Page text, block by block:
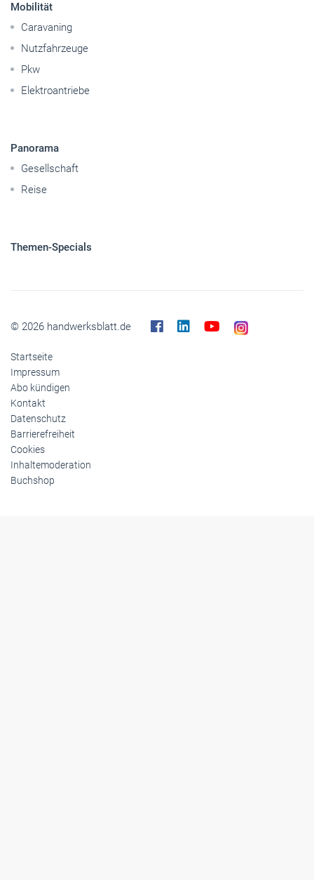
Mobilität
Caravaning
Nutzfahrzeuge
Pkw
Elektroantriebe
Panorama
Gesellschaft
Reise
Themen-Specials
© 2026 handwerksblatt.de
Startseite
Impressum
Abo kündigen
Kontakt
Datenschutz
Barrierefreiheit
Cookies
Inhaltemoderation
Buchshop